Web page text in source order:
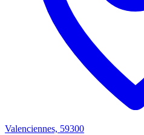
Valenciennes, 59300